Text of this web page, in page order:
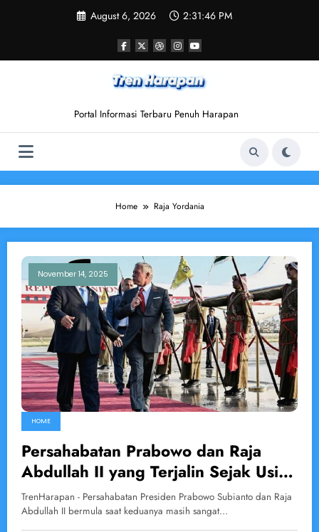
August 6, 2026 2:31:46 PM
Portal Informasi Terbaru Penuh Harapan
Home Raja Yordania
November 14, 2025
HOME
Persahabatan Prabowo dan Raja
Abdullah II yang Terjalin Sejak Usia
Muda
TrenHarapan - Persahabatan Presiden Prabowo Subianto dan Raja
Abdullah II bermula saat keduanya masih sangat…